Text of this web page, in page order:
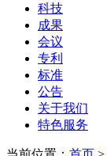
科技
成果
会议
专利
标准
公告
关于我们
特色服务